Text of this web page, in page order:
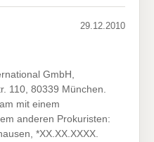
29.12.2010
GmbH,
110, 80339 München.
mit einem
anderen Prokuristen:
*XX.XX.XXXX.